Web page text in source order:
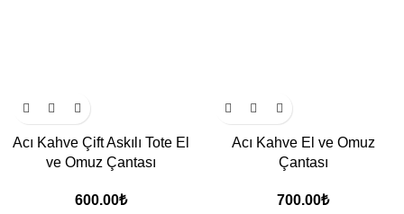
Acı Kahve Çift Askılı Tote El
ve Omuz Çantası
600.00₺
Acı Kahve El ve Omuz
Çantası
700.00₺